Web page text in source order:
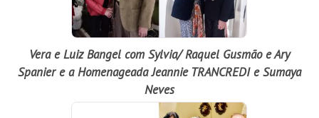
Vera e Luiz Bangel com Sylvia/ Raquel Gusmão e Ary
Spanier e a Homenageada Jeannie TRANCREDI e Sumaya
Neves